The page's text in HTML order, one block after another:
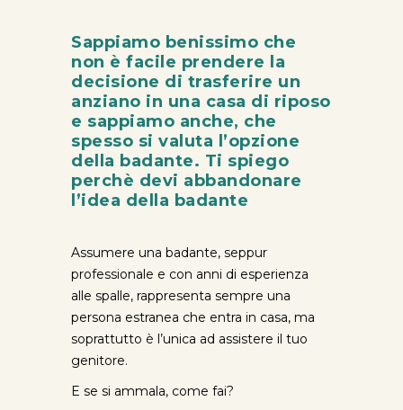
Sappiamo benissimo che
non è facile prendere la
decisione di trasferire un
anziano in una casa di riposo
e sappiamo anche, che
spesso si valuta l’opzione
della badante. Ti spiego
perchè devi abbandonare
l’idea della badante
Assumere una badante, seppur
professionale e con anni di esperienza
alle spalle, rappresenta sempre una
persona estranea che entra in casa, ma
soprattutto è l’unica ad assistere il tuo
genitore.
E se si ammala, come fai?